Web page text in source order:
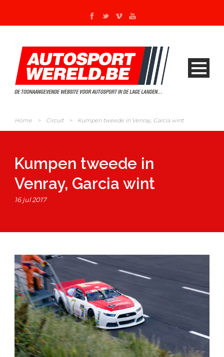
Home > Circuit > Kumpen tweede in Venray, Garcia wint
Kumpen tweede in
Venray, Garcia wint
16 jul 2017